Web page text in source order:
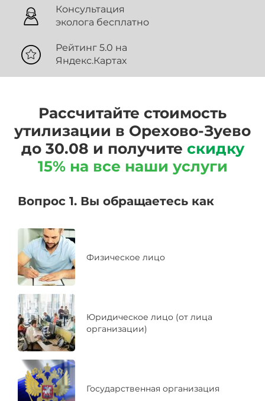
Консультация
эколога бесплатно
Рейтинг 5.0 на
Яндекс.Картах
Рассчитайте стоимость
утилизации в Орехово-Зуево
до 30.08 и получите скидку
15% на все наши услуги
Вопрос 1. Вы обращаетесь как
Физическое лицо
Юридическое лицо (от лица
организации)
Государственная организация